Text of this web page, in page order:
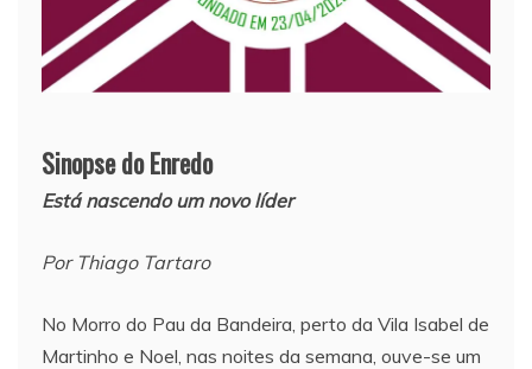
Sinopse do Enredo
Está nascendo um novo líder
Por Thiago Tartaro
No Morro do Pau da Bandeira, perto da Vila Isabel de
Martinho e Noel, nas noites da semana, ouve-se um